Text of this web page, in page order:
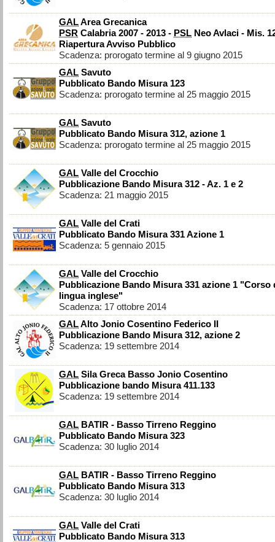
GALArea Grecanica
PSR Calabria 2007 - 2013 - PSL Neo Avlaci - Mis.
Riapertura Avviso Pubblico
Scadenza: prorogato termine al 9 giugno 2015
GAL Savuto
Pubblicato Bando Misura 123
Scadenza: prorogato termine al 25 maggio 2015
GAL Savuto
Pubblicato Bando Misura 312, azione 1
Scadenza: prorogato termine al 25 maggio 2015
GAL Valle del Crocchio
Pubblicazione Bando Misura 312 - Az. 1 e 2
Scadenza: 21 maggio 2015
GAL Valle del Crati
Pubblicato Bando Misura 331 Azione 1
Scadenza: 5 gennaio 2015
GAL Valle del Crocchio
Pubblicazione Bando Misura 331 azione 1 "Corso
lingua inglese"
Scadenza: 17 ottobre 2014
GALAlto Jonio Cosentino Federico II
Pubblicazione Bando Misura 312, azione 2
Scadenza: 19 settembre 2014
GAL Sila Greca Basso Jonio Cosentino
Pubblicazione bando Misura 411.133
Scadenza: 19 settembre 2014
GAL BATIR - Basso Tirreno Reggino
Pubblicato Bando Misura 323
Scadenza: 30 luglio 2014
GAL BATIR - Basso Tirreno Reggino
Pubblicato Bando Misura 313
Scadenza: 30 luglio 2014
GAL Valle del Crati
Pubblicato Bando Misura 313